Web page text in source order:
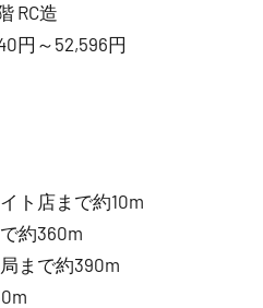
RC造
円～52,596円
ト店まで約10m
約360m
まで約390m